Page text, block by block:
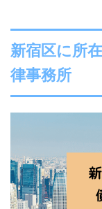
新宿区に所
律事務所